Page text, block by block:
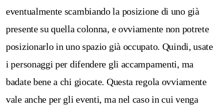
eventualmente scambiando la posizione di uno già
presente su quella colonna, e ovviamente non potrete
posizionarlo in uno spazio già occupato. Quindi, usate
i personaggi per difendere gli accampamenti, ma
badate bene a chi giocate. Questa regola ovviamente
vale anche per gli eventi, ma nel caso in cui venga